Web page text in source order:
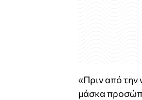
«Πριν από την
μάσκα